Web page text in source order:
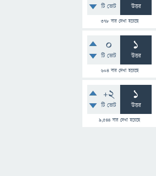
টি ভোট উত্তর
378বার দেখা হয়েছে
0
টি ভোট
1
উত্তর
604বার দেখা হয়েছে
+2
টি ভোট
1
উত্তর
9,544 বার দেখা হয়েছে